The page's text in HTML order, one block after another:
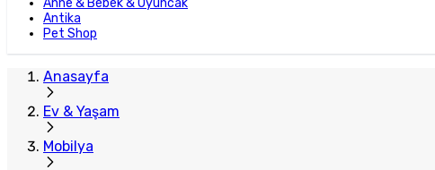
Anne & Bebek & Oyuncak
Antika
Pet Shop
Anasayfa
Ev & Yaşam
Mobilya